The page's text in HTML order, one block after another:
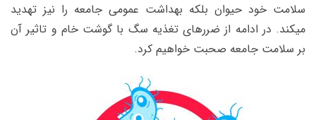
سلامت خود حیوان بلکه بهداشت عمومی جامعه را نیز تهدید
میکند. در ادامه از ضررهای تغذیه سگ با گوشت خام و تاثیر آن
بر سلامت جامعه صحبت خواهیم کرد.